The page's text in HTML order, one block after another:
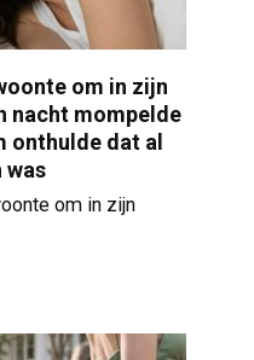
om in zijn
nacht mompelde
onthulde dat al
was
om in zijn